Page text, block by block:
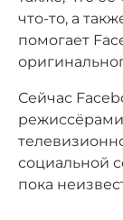
что-то, а
помогает
Сейчас
социальной
пока